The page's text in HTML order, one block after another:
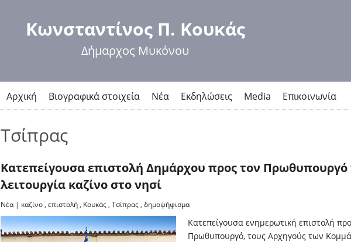
προς το
κυρίως
περιεχόμενο
Κωνσταντίνος Π. Κουκάς
Δήμαρχος Μυκόνου
Αρχική Βιογραφικά στοιχεία Νέα Εκδηλώσεις Media Επικοινωνία
Τσίπρας
Κατεπείγουσα επιστολή Δημάρχου προς τον Πρωθυπουργό
λειτουργία καζίνο στο νησί
Νέα| καζίνο , επιστολή , Κουκάς , Τσίπρας , δημοψήφισμα
Κατεπείγουσα ενημερωτική επιστολή
Πρωθυπουργό, τους Αρχηγούς των